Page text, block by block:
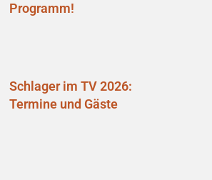
Programm!
Schlager im TV 2026:
Termine und Gäste